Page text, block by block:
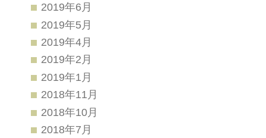
2019年6月
2019年5月
2019年4月
2019年2月
2019年1月
2018年11月
2018年10月
2018年7月